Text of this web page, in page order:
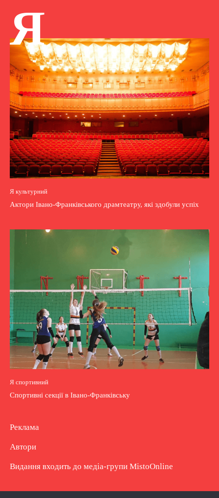
Я
Я культурний
Актори Івано-Франківського драмтеатру, які здобули успіх
Я спортивний
Спортивні секції в Івано-Франківську
Реклама
Автори
Видання входить до медіа-групи MistoOnline